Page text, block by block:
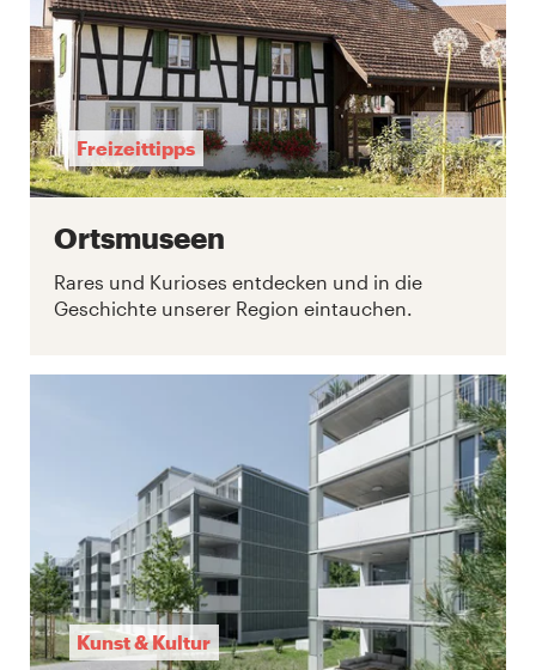
Freizeittipps
Ortsmuseen
Rares und Kurioses entdecken und in die
Geschichte unserer Region eintauchen.
Kunst & Kultur